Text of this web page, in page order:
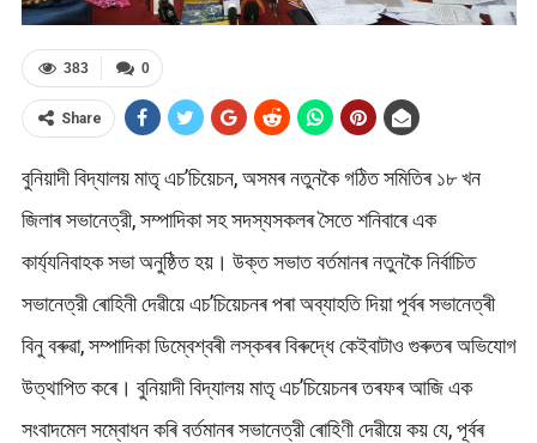
0
383
Share
বুনিয়াদী বিদ্যালয় মাতৃ এচ’চিয়েচন, অসমৰ নতুনকৈ গঠিত সমিতিৰ ১৮ খন
জিলাৰ সভানেত্রী, সম্পাদিকা সহ সদস্যসকলৰ সৈতে শনিবাৰে এক
কাৰ্য্যনিবাহক সভা অনুষ্ঠিত হয়। উক্ত সভাত বৰ্তমানৰ নতুনকৈ নিৰ্বাচিত
সভানেত্রী ৰোহিনী দেৱীয়ে এচ’চিয়েচনৰ পৰা অব্যাহতি দিয়া পূৰ্বৰ সভানেত্ৰী
বিনু বৰুৱা, সম্পাদিকা ডিম্বেশ্বৰী লস্কৰৰ বিৰুদ্ধে কেইবাটাও গুৰুতৰ অভিযোগ
উত্থাপিত কৰে। বুনিয়াদী বিদ্যালয় মাতৃ এচ’চিয়েচনৰ তৰফৰ আজি এক
সংবাদমেল সম্বোধন কৰি বৰ্তমানৰ সভানেত্রী ৰোহিণী দেৱীয়ে কয় যে, পূর্বৰ